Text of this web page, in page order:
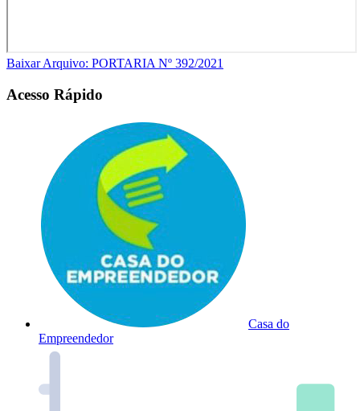
Baixar Arquivo: PORTARIA Nº 392/2021
Acesso Rápido
Casa do
Empreendedor